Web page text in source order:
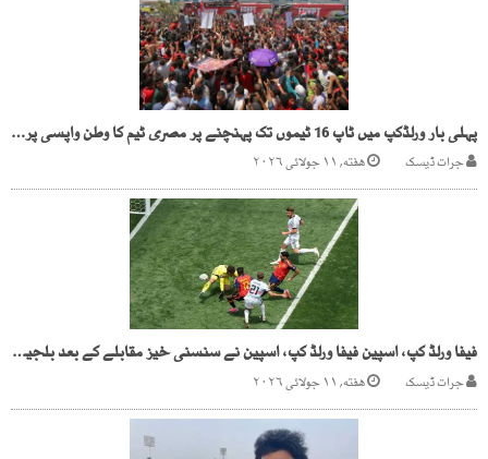
پہلی بار ورلڈکپ میں ٹاپ 16 ٹیموں تک پہنچنے پر مصری ٹیم کا وطن واپسی پر شاندار استقبال
جرات ڈیسک هفته, ۱۱ جولائی ۲۰۲۶
فیفا ورلڈ کپ، اسپین فیفا ورلڈ کپ، اسپین نے سنسنی خیز مقابلے کے بعد بلجیم کو ہرا کر سیمی فائنل میں جگہ بنالیمی فائنل میں جگہ بنالی
جرات ڈیسک هفته, ۱۱ جولائی ۲۰۲۶